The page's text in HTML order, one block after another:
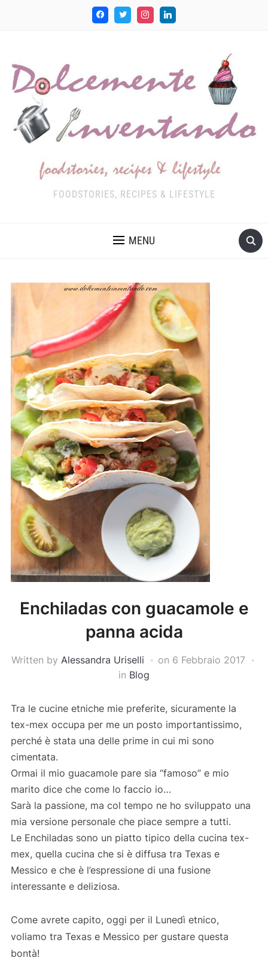
FOODSTORIES, RECIPES & LIFESTYLE
MENU
Enchiladas con guacamole e
panna acida
Written by Alessandra Uriselli on 6 Febbraio 2017
in Blog
Tra le cucine etniche mie preferite, sicuramente la
tex-mex occupa per me un posto importantissimo,
perché è stata una delle prime in cui mi sono
cimentata.
Ormai il mio guacamole pare sia “famoso” e mio
marito dice che come lo faccio io…
Sarà la passione, ma col tempo ne ho sviluppato una
mia versione personale che piace sempre a tutti.
Le Enchiladas sono un piatto tipico della cucina tex-
mex, quella cucina che si è diffusa tra Texas e
Messico e che è l’espressione di una fusione
interessante e deliziosa.
Come avrete capito, oggi per il Lunedì etnico,
voliamo tra Texas e Messico per gustare questa
bontà!